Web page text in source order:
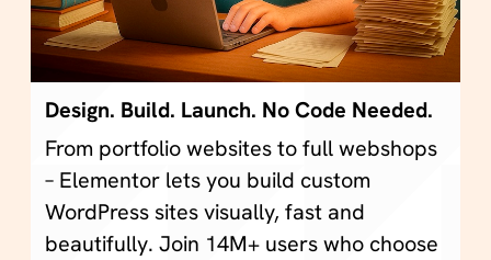
Design. Build. Launch. No Code Needed.
From portfolio websites to full webshops
– Elementor lets you build custom
WordPress sites visually, fast and
beautifully. Join 14M+ users who choose